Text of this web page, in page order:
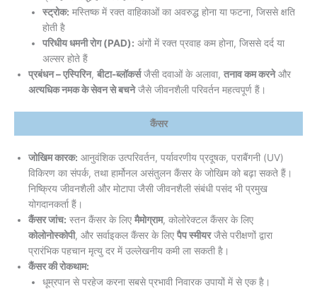
स्ट्रोक: मस्तिष्क में रक्त वाहिकाओं का अवरुद्ध होना या फटना, जिससे क्षति
होती है
परिधीय धमनी रोग (PAD): अंगों में रक्त प्रवाह कम होना, जिससे दर्द या
अल्सर होते हैं
प्रबंधन – एस्पिरिन, बीटा-ब्लॉकर्सजैसी दवाओं के अलावा, तनाव कम करनेऔर
अत्यधिक नमक के सेवन से बचनेजैसे जीवनशैली परिवर्तन महत्वपूर्ण हैं।
कैंसर
जोखिम कारक: आनुवंशिक उत्परिवर्तन, पर्यावरणीय प्रदूषक, पराबैंगनी (UV)
विकिरण का संपर्क, तथा हार्मोनल असंतुलन कैंसर के जोखिम को बढ़ा सकते हैं।
निष्क्रिय जीवनशैली और मोटापा जैसी जीवनशैली संबंधी पसंद भी प्रमुख
योगदानकर्ता हैं।
कैंसर जांच: स्तन कैंसर के लिए मैमोग्राम, कोलोरेक्टल कैंसर के लिए
कोलोनोस्कोपी, और सर्वाइकल कैंसर के लिए पैप स्मीयरजैसे परीक्षणों द्वारा
प्रारंभिक पहचान मृत्यु दर में उल्लेखनीय कमी ला सकती है।
कैंसर की रोकथाम:
धूम्रपान से परहेज करना सबसे प्रभावी निवारक उपायों में से एक है।